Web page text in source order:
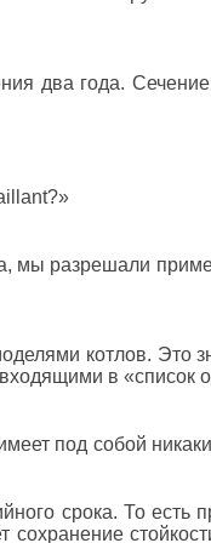
два года.
мы разрешали
котлов. Это
в «список
под собой
срока. То есть
сохранение